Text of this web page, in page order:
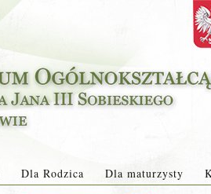
Dla Rodzica Dla maturzysty